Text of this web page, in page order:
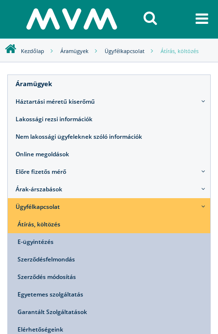
Kezdőlap Áramügyek Ügyfélkapcsolat Átírás, költözés
Áramügyek
Háztartási méretű kiserőmű
Lakossági rezsi információk
Nem lakossági ügyfeleknek szóló információk
Online megoldások
Előre fizetős mérő
Árak-árszabások
Ügyfélkapcsolat
Átírás, költözés
E-ügyintézés
Szerződésfelmondás
Szerződés módosítás
Egyetemes szolgáltatás
Garantált Szolgáltatások
Elérhetőségeink